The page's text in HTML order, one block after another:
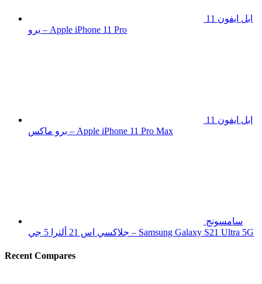
ابل ايفون 11
برو – Apple iPhone 11 Pro
ابل ايفون 11
برو ماكس – Apple iPhone 11 Pro Max
سامسونج
جلاكسي اس 21 ألترا 5 جي – Samsung Galaxy S21 Ultra 5G
Recent Compares